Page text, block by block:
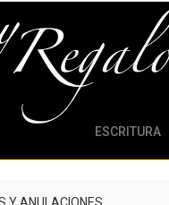
ESCRITURA